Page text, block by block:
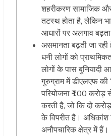
शहरीकरण सामाजिक
तटस्थ होता है, लेकिन
आधारों पर अलगाव
असमानता बढ़ती जा
धनी लोगों को
लोगों के पास बुनियादी
गुरुग्राम में डीएलएफ
परियोजना ₹100 करोड़
करती है, जो कि दो
के विपरीत है।
अनौपचारिक क्षेत्र में हैं।